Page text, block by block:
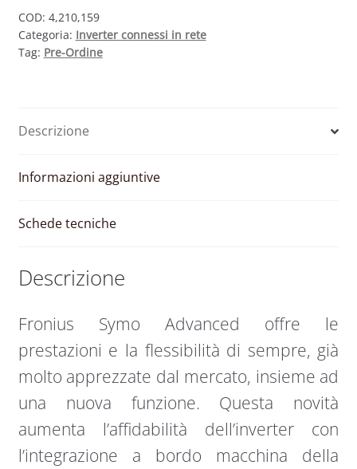
10.0
kW
trifase
3-
quantità
COD: 4,210,159
Categoria: Inverter connessi in rete
Tag: Pre-Ordine
Descrizione
Informazioni aggiuntive
Schede tecniche
Descrizione
Fronius Symo Advanced offre le
prestazioni e la flessibilità di sempre, già
molto apprezzate dal mercato, insieme ad
una nuova funzione. Questa novità
aumenta l’affidabilità dell’inverter con
l’integrazione a bordo macchina della